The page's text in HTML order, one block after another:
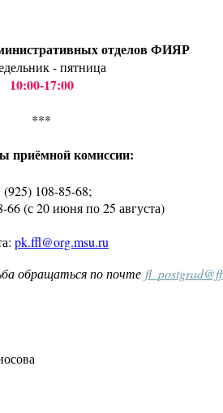
отделов ФИЯР
- пятница
10:00-17:00
***
приёмной комиссии:
(925) 108-85-68;
66 (с 20 июня по 25 августа)
pk.ffl@org.msu.ru
обращаться по почте